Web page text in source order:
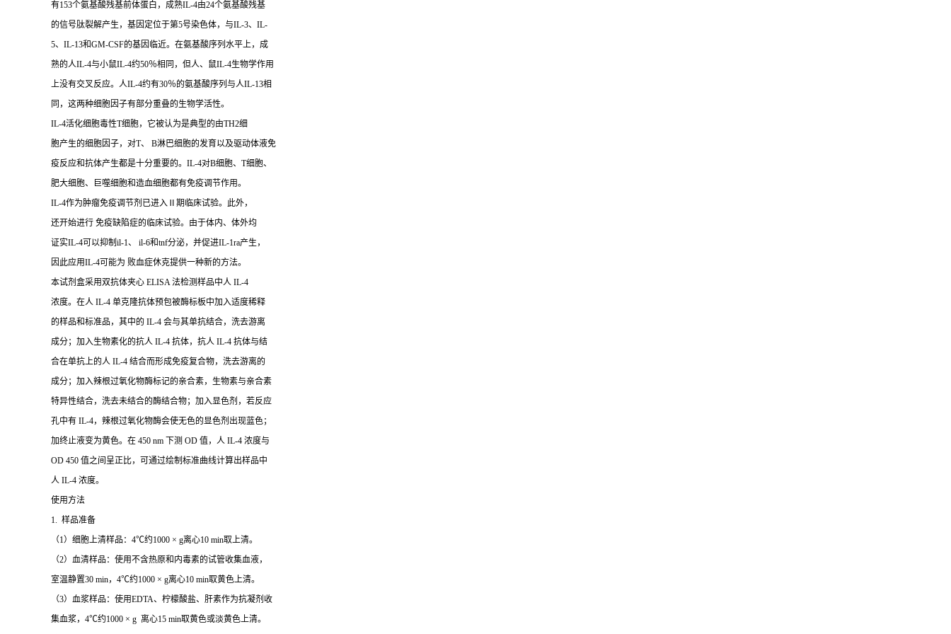
有153个氨基酸残基前体蛋白，成熟IL-4由24个氨基酸残基
的信号肽裂解产生，基因定位于第5号染色体，与IL-3、IL-
5、IL-13和GM-CSF的基因临近。在氨基酸序列水平上，成
熟的人IL-4与小鼠IL-4约50％相同，但人、鼠IL-4生物学作用
上没有交叉反应。人IL-4约有30％的氨基酸序列与人IL-13相
同，这两种细胞因子有部分重叠的生物学活性。
IL-4活化细胞毒性T细胞，它被认为是典型的由TH2细
胞产生的细胞因子，对T、 B淋巴细胞的发育以及驱动体液免
疫反应和抗体产生都是十分重要的。IL-4对B细胞、T细胞、
肥大细胞、巨噬细胞和造血细胞都有免疫调节作用。
IL-4作为肿瘤免疫调节剂已进入Ⅱ期临床试验。此外，
还开始进行 免疫缺陷症的临床试验。由于体内、体外均
证实IL-4可以抑制il-1、 il-6和tnf分泌，并促进IL-1ra产生，
因此应用IL-4可能为 败血症休克提供一种新的方法。
本试剂盒采用双抗体夹心 ELISA 法检测样品中人 IL-4
浓度。在人 IL-4 单克隆抗体预包被酶标板中加入适度稀释
的样品和标准品，其中的 IL-4 会与其单抗结合，洗去游离
成分；加入生物素化的抗人 IL-4 抗体，抗人 IL-4 抗体与结
合在单抗上的人 IL-4 结合而形成免疫复合物，洗去游离的
成分；加入辣根过氧化物酶标记的亲合素，生物素与亲合素
特异性结合，洗去未结合的酶结合物；加入显色剂，若反应
孔中有 IL-4，辣根过氧化物酶会使无色的显色剂出现蓝色；
加终止液变为黄色。在 450 nm 下测 OD 值，人 IL-4 浓度与
OD 450 值之间呈正比，可通过绘制标准曲线计算出样品中
人 IL-4 浓度。
使用方法
1. 样品准备
（1）细胞上清样品：4℃约1000 × g离心10 min取上清。
（2）血清样品：使用不含热原和内毒素的试管收集血液，
室温静置30 min，4℃约1000 × g离心10 min取黄色上清。
（3）血浆样品：使用EDTA、柠檬酸盐、肝素作为抗凝剂收
集血浆，4℃约1000 × g 离心15 min取黄色或淡黄色上清。